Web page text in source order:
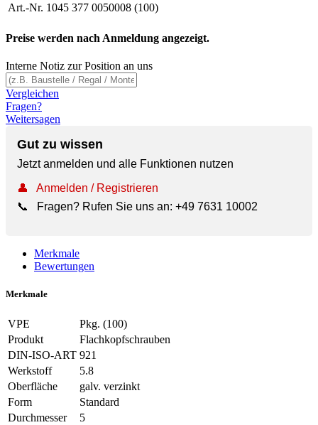
Art.-Nr. 1045 377 0050008 (100)
Preise werden nach Anmeldung angezeigt.
Interne Notiz zur Position an uns
Vergleichen
Fragen?
Weitersagen
Gut zu wissen
Jetzt anmelden und alle Funktionen nutzen
👤
Anmelden / Registrieren
📞
Fragen? Rufen Sie uns an: +49 7631 10002
Merkmale
Bewertungen
Merkmale
VPE
Pkg. (100)
Produkt
Flachkopfschrauben
DIN-ISO-ART 921
Werkstoff
5.8
Oberfläche
galv. verzinkt
Form
Standard
Durchmesser
5